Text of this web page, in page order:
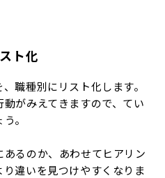
ト化
職種別にリスト化します。
がみえてきますので、てい
。
るのか、あわせてヒアリン
違いを見つけやすくなりま